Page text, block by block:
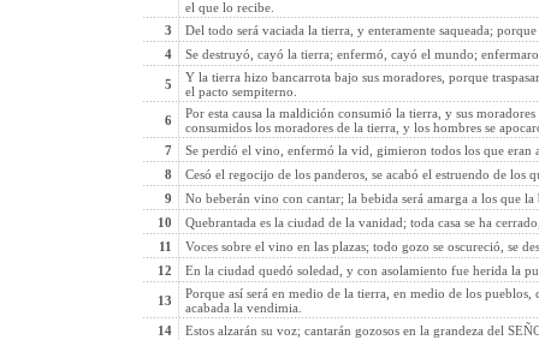
el que lo recibe.
3
Del todo será vaciada la tierra, y enteramente saqueada;
4
Se destruyó, cayó la tierra; enfermó, cayó el mundo;
5
Y la tierra hizo bancarrota bajo sus moradores, porque
el pacto sempiterno.
6
Por esta causa la maldición consumió la tierra, y sus
consumidos los moradores de la tierra, y los hombres se
7
Se perdió el vino, enfermó la vid, gimieron todos los que eran
8
Cesó el regocijo de los panderos, se acabó el estruendo de los
9
No beberán vino con cantar; la bebida será amarga a los que la
10
Quebrantada es la ciudad de la vanidad; toda casa se ha
11
Voces sobre el vino en las plazas; todo gozo se oscureció, se
12
En la ciudad quedó soledad, y con asolamiento fue herida la
13
Porque así será en medio de la tierra, en medio de los
acabada la vendimia.
14
Estos alzarán su voz; cantarán gozosos en la grandeza del